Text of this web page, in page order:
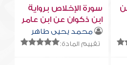
سورة الإخلاص برواية
ابن ذكوان عن ابن عامر
محمد يحيى طاهر
تقييم المادة: